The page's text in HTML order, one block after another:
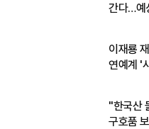
간다…예
이재룡
연예계 '
"한국산
구호품